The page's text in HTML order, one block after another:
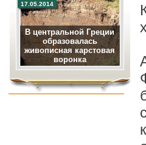
В центральной Греции
образовалась
живописная карстовая
воронка
17.05.2014